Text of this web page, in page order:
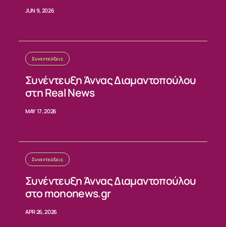
JUN 9, 2026
Συνεντεύξεις
Συνέντευξη Άννας Διαμαντοπούλου
στη Real News
MAY 17, 2026
Συνεντεύξεις
Συνέντευξη Άννας Διαμαντοπούλου
στο mononews.gr
APR 26, 2026